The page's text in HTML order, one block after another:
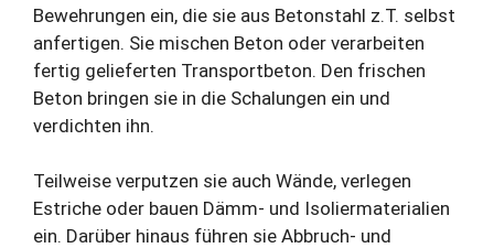
Bewehrungen ein, die sie aus Betonstahl z.T. selbst
anfertigen. Sie mischen Beton oder verarbeiten
fertig gelieferten Transportbeton. Den frischen
Beton bringen sie in die Schalungen ein und
verdichten ihn.
Teilweise verputzen sie auch Wände, verlegen
Estriche oder bauen Dämm- und Isoliermaterialien
ein. Darüber hinaus führen sie Abbruch- und